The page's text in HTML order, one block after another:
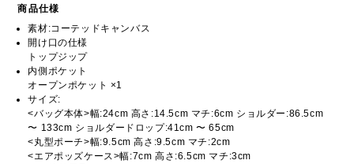
商品仕様
素材:コーテッドキャンバス
開け口の仕様
トップジップ
内側ポケット
オープンポケット ×1
サイズ:
<バッグ本体>幅:24cm 高さ:14.5cm マチ:6cm ショルダー:86.5cm
〜 133cm ショルダードロップ:41cm 〜 65cm
<丸型ポーチ>幅:9.5cm 高さ:9.5cm マチ:2cm
<エアポッズケース>幅:7cm 高さ:6.5cm マチ:3cm